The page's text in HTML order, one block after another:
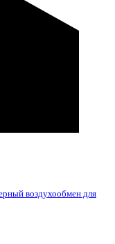
воздухообмен для